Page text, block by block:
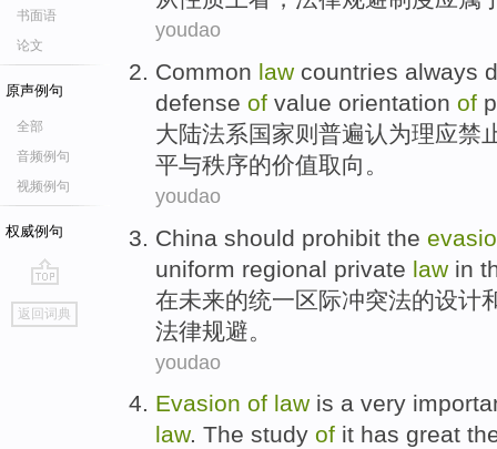
书面语
论文
原声例句
全部
音频例句
视频例句
权威例句
go
top
返回词典
youdao
Common law countries always
defense of value orientation of
大陆法系国家则 普遍认为理应禁
平与秩序的价值取向 。
youdao
China should prohibit the
uniform regional private law in
在未来的统一区际冲突法的设计
法律规避。
youdao
Evasion of law is a very
law. The study of it has great